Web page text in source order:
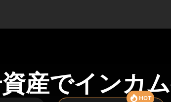
産でインカ
HOT